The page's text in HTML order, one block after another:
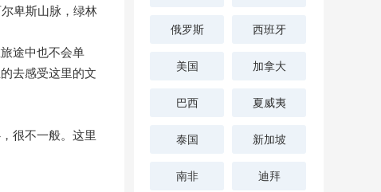
卑斯山脉，绿林
途中也不会单
去感受这里的文
很不一般。这里
俄罗斯 西班牙
美国 加拿大
巴西 夏威夷
泰国 新加坡
南非 迪拜